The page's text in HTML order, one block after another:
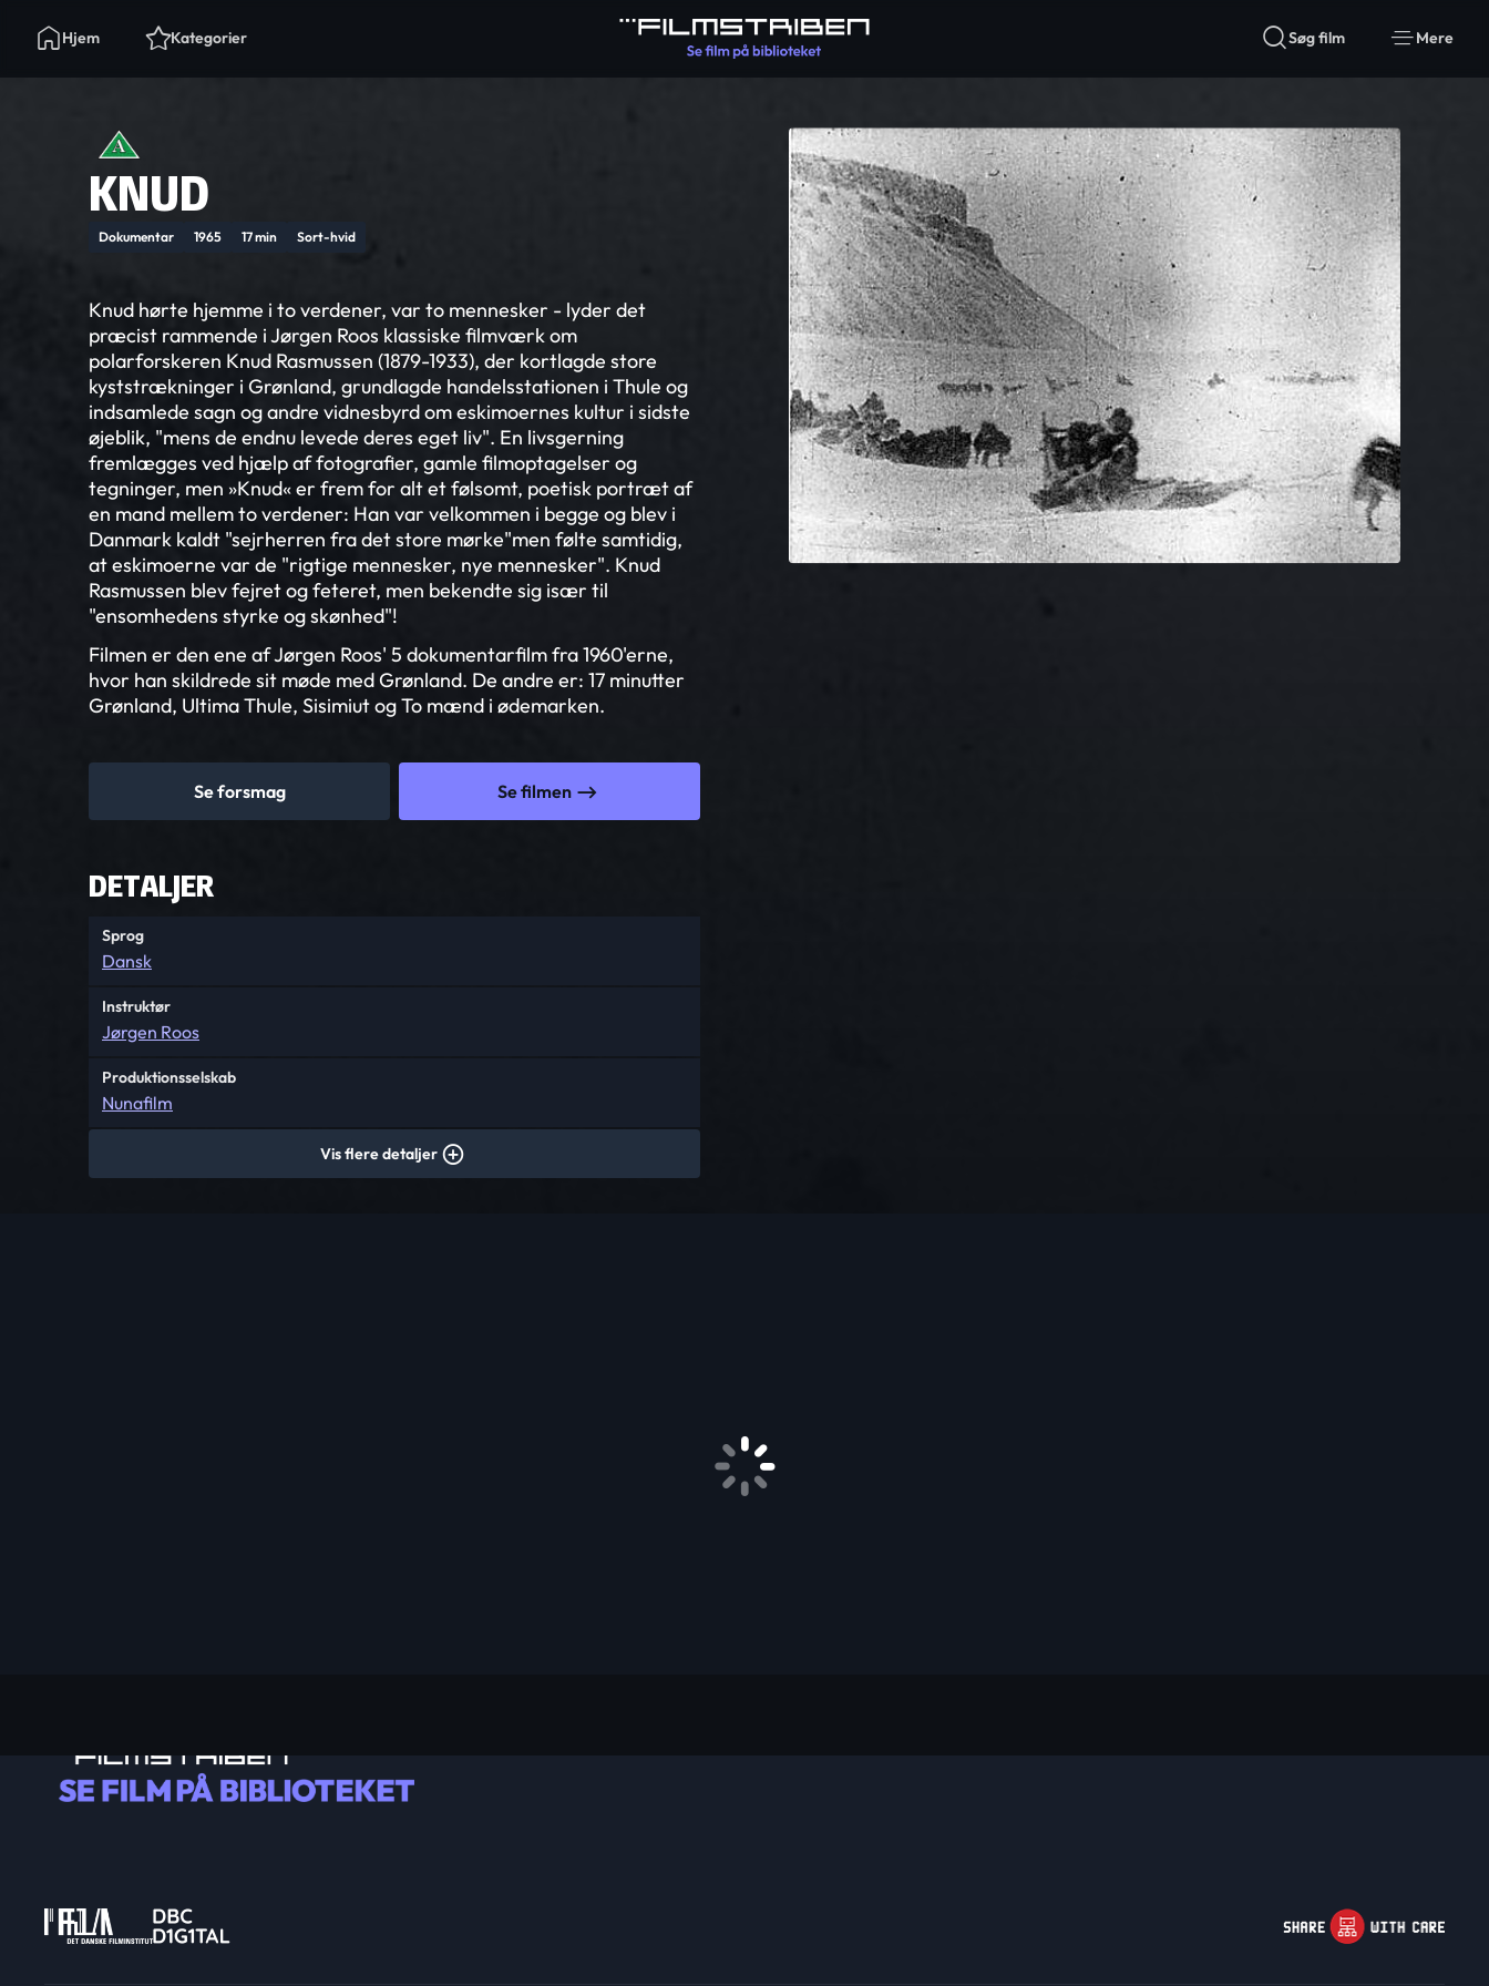
Hjem Kategorier Søg film Mere
KNUD
Dokumentar 1965 17 min Sort-hvid
Knud hørte hjemme i to verdener, var to mennesker - lyder det
præcist rammende i Jørgen Roos klassiske filmværk om
polarforskeren Knud Rasmussen (1879-1933), der kortlagde store
kyststrækninger i Grønland, grundlagde handelsstationen i Thule og
indsamlede sagn og andre vidnesbyrd om eskimoernes kultur i sidste
øjeblik, "mens de endnu levede deres eget liv". En livsgerning
fremlægges ved hjælp af fotografier, gamle filmoptagelser og
tegninger, men »Knud« er frem for alt et følsomt, poetisk portræt af
en mand mellem to verdener: Han var velkommen i begge og blev i
Danmark kaldt "sejrherren fra det store mørke"men følte samtidig,
at eskimoerne var de "rigtige mennesker, nye mennesker". Knud
Rasmussen blev fejret og feteret, men bekendte sig især til
"ensomhedens styrke og skønhed"!
Filmen er den ene af Jørgen Roos' 5 dokumentarfilm fra 1960'erne,
hvor han skildrede sit møde med Grønland. De andre er: 17 minutter
Grønland, Ultima Thule, Sisimiut og To mænd i ødemarken.
Se forsmag Se filmen
DETALJER
Sprog
Dansk
Instruktør
Jørgen Roos
Produktionsselskab
Nunafilm
Vis flere detaljer